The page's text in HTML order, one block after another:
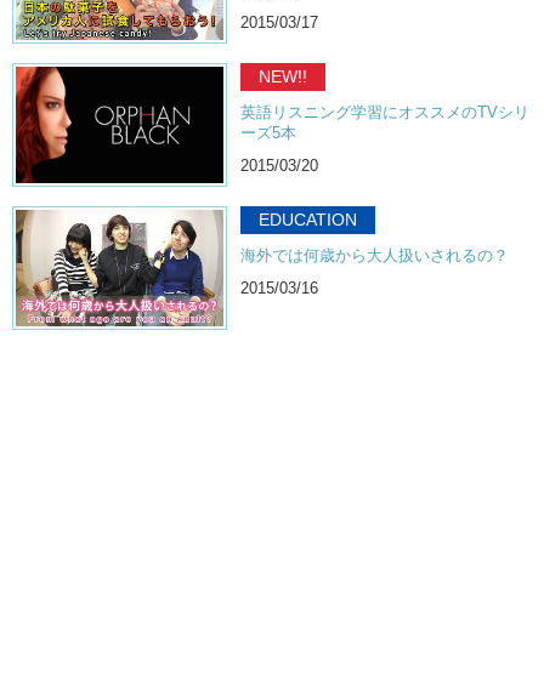
2015/03/17
NEW!!
英語リスニング学習にオススメのTVシリ
ーズ5本
2015/03/20
EDUCATION
海外では何歳から大人扱いされるの？
2015/03/16